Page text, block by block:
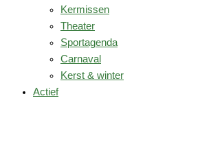
Kermissen
Theater
Sportagenda
Carnaval
Kerst & winter
Actief